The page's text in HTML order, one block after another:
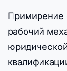
Примирение
рабочий